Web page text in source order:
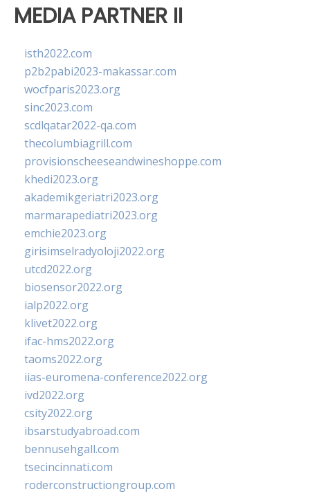
MEDIA PARTNER II
isth2022.com
p2b2pabi2023-makassar.com
wocfparis2023.org
sinc2023.com
scdlqatar2022-qa.com
thecolumbiagrill.com
provisionscheeseandwineshoppe.com
khedi2023.org
akademikgeriatri2023.org
marmarapediatri2023.org
emchie2023.org
girisimselradyoloji2022.org
utcd2022.org
biosensor2022.org
ialp2022.org
klivet2022.org
ifac-hms2022.org
taoms2022.org
iias-euromena-conference2022.org
ivd2022.org
csity2022.org
ibsarstudyabroad.com
bennusehgall.com
tsecincinnati.com
roderconstructiongroup.com